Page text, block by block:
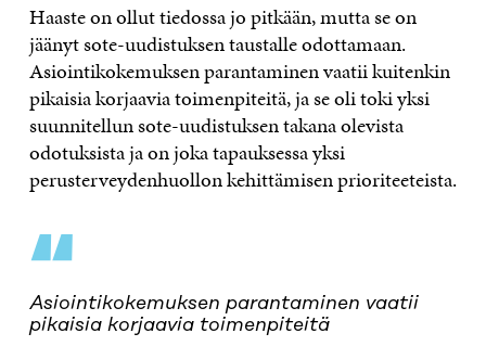
Haaste on ollut tiedossa jo pitkään, mutta se on
jäänyt sote-uudistuksen taustalle odottamaan.
Asiointikokemuksen parantaminen vaatii kuitenkin
pikaisia korjaavia toimenpiteitä, ja se oli toki yksi
suunnitellun sote-uudistuksen takana olevista
odotuksista ja on joka tapauksessa yksi
perusterveydenhuollon kehittämisen prioriteeteista.
“
Asiointikokemuksen parantaminen vaatii
pikaisia korjaavia toimenpiteitä